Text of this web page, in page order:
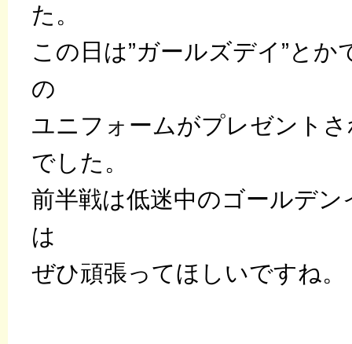
た。
この日は”ガールズデイ”とか
の
ユニフォームがプレゼント
でした。
前半戦は低迷中のゴールデ
は
ぜひ頑張ってほしいですね。